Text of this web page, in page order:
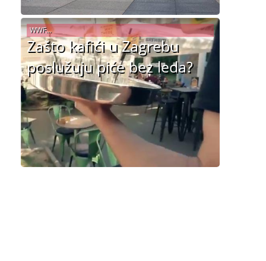
Zašto kafići u Zagrebu
poslužuju piće bez leda?
WWF...